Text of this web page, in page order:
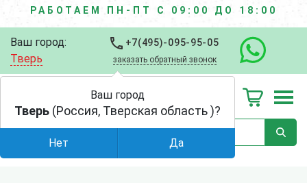
РАБОТАЕМ ПН-ПТ С 09:00 ДО 18:00
Ваш город:
Тверь
+7(495)-095-95-05
заказать обратный звонок
Ваш город
Тверь (Россия, Тверская область )?
Нет Да